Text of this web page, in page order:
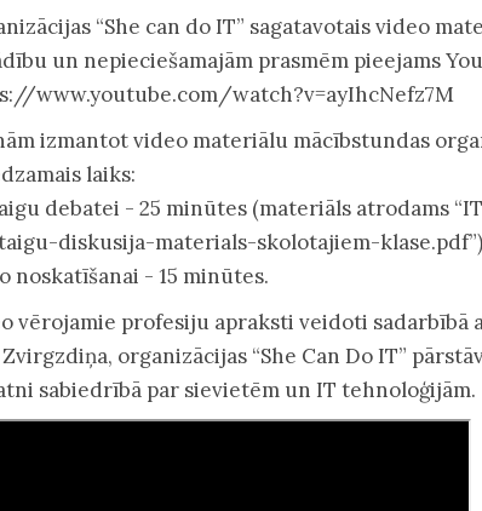
“She can do IT” sagatavotais video
un nepieciešamajām prasmēm pieejams
www.youtube.com/watch?v=ayIhcNefz7M
izmantot video materiālu mācībstundas
laiks:
debatei - 25 minūtes (materiāls atrodams
diskusija-materials-skolotajiem-
noskatīšanai - 15 minūtes.
vērojamie profesiju apraksti veidoti sadarbībā
organizācijas “She Can Do IT”
sabiedrībā par sievietēm un IT tehnoloģijām.